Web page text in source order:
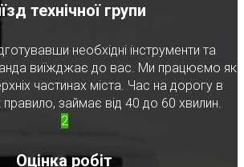
технічної групи
необхідні інструменти та
виїжджає до вас. Ми працюємо як
частинах міста. Час на дорогу в
займає від 40 до 60 хвилин.
2
Оцінка робіт